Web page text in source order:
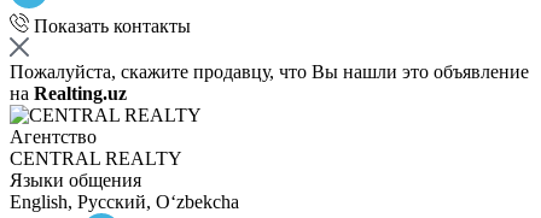
Показать контакты
Пожалуйста, скажите продавцу, что Вы нашли это объявление
на Realting.uz
Агентство
CENTRAL REALTY
Языки общения
English, Русский, Oʻzbekcha